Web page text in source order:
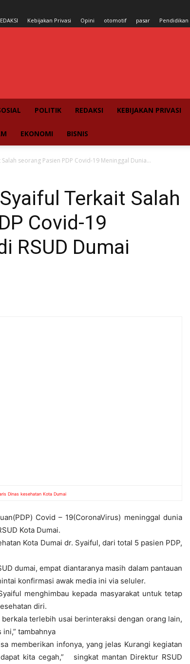
Kebijakan Privasi Opini otomotif pasar Pendidikan
POLITIK REDAKSI KEBIJAKAN PRIVASI
EKONOMI BISNIS
seorang Pasien PDP Covid-19 Meninggal Dunia...
Terkait Salah
Covid-19
RSUD Dumai
Dinas kesehatan Kota Dumai
Covid – 19(CoronaVirus) meninggal dunia
Kota Dumai.
Kota Dumai dr. Syaiful, dari total 5 pasien PDP,
dumai, empat diantaranya masih dalam pantauan
konfirmasi awak media ini via seluler.
menghimbau kepada masyarakat untuk tetap
diri.
terlebih usai berinteraksi dengan orang lain,
tambahnya
memberikan infonya, yang jelas Kurangi kegiatan
kita cegah,” singkat mantan Direktur RSUD